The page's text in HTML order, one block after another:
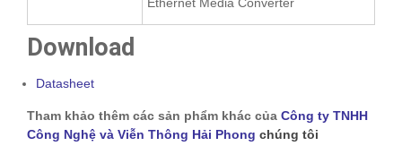
Download
Datasheet
Tham khảo thêm các sản phẩm khác của Công ty TNHH
Công Nghệ và Viễn Thông Hải Phong chúng tôi